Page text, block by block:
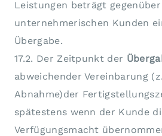
Leistungen beträgt gegenüber
unternehmerischen Kunden
Übergabe.
17.2. Der Zeitpunkt der
abweichender Vereinbarung
Abnahme)der
spätestens wenn der Kunde
Verfügungsmacht